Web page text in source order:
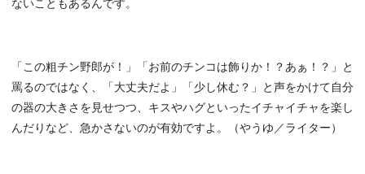
ないこともあるんです。
「この粗チン野郎が！」「お前のチンコは飾りか！？あぁ！？」と
罵るのではなく、「大丈夫だよ」「少し休む？」と声をかけて自分
の器の大きさを見せつつ、キスやハグといったイチャイチャを楽し
んだりなど、急かさないのが有効ですよ。（やうゆ／ライター）